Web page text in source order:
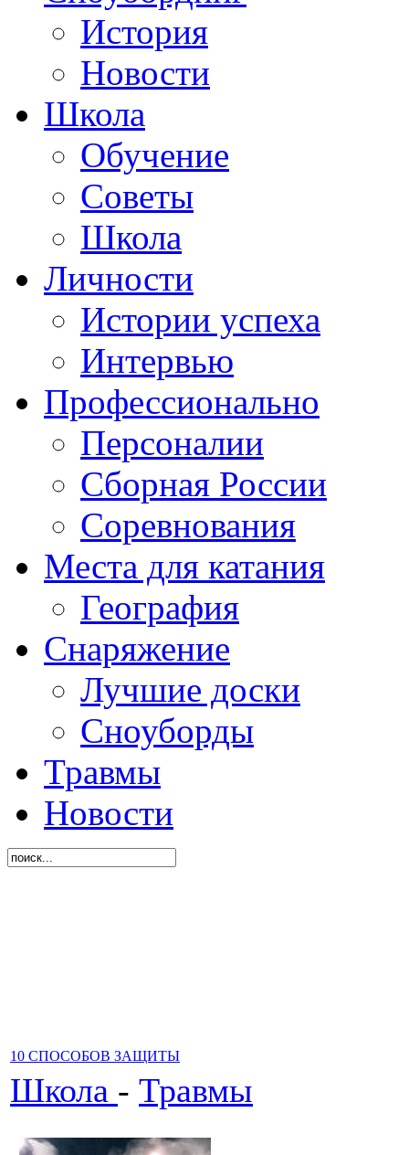
История
Новости
Школа
Обучение
Советы
Школа
Личности
Истории успеха
Интервью
Профессионально
Персоналии
Сборная России
Соревнования
Места для катания
География
Снаряжение
Лучшие доски
Сноуборды
Травмы
Новости
10 СПОСОБОВ ЗАЩИТЫ
Школа - Травмы